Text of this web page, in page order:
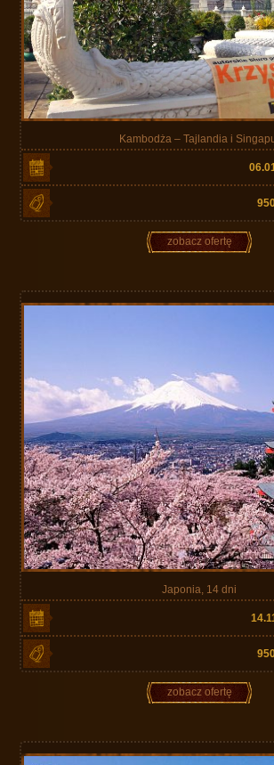
Kambodża – Tajlandia i
zobacz ofertę
Japonia, 14 dni
zobacz ofertę